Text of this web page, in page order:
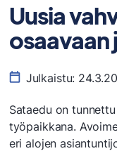
Uusia
Julkaistu:
Sataedu on
työpaikkana.
eri alojen